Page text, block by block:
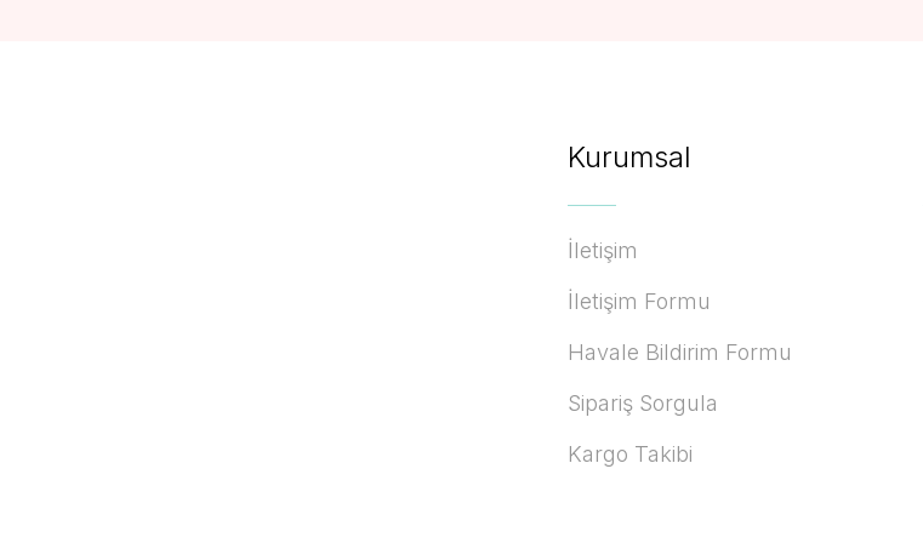
Kurumsal
İletişim
İletişim Formu
Havale Bildirim Formu
Sipariş Sorgula
Kargo Takibi